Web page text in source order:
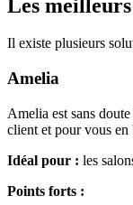
Les
Il existe plusieurs
Amelia
Amelia est sans
client et pour vous
Idéal pour : les
Points forts :